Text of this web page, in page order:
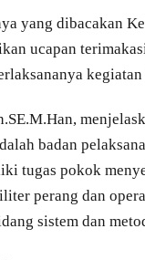
yang dibacakan
ucapan
badan
tugas pokok
perang dan
sistem dan